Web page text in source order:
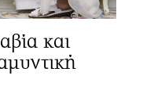
και